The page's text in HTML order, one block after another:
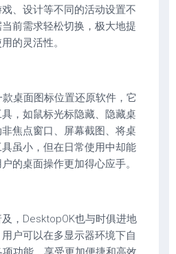
、设计等不同的活动设置不
前需求轻松切换，极大地提
的灵活性。
桌面图标位置还原软件，它
，如鼠标光标隐藏、隐藏桌
焦点窗口、屏幕截图、将桌
虽小，但在日常使用中却能
的桌面操作更加得心应手。
，DesktopOK也与时俱进地
户可以在多显示器环境下自